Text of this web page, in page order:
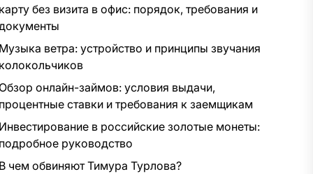
карту без визита в офис: порядок, требования и
Музыка ветра: устройство и принципы звучания
колокольчиков
Обзор онлайн-займов: условия выдачи,
процентные ставки и требования к заемщикам
Инвестирование в российские золотые монеты:
подробное руководство
В чем обвиняют Тимура Турлова?